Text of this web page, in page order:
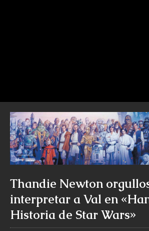
Thandie Newton
interpretar a Val en
Historia de Star Wars»